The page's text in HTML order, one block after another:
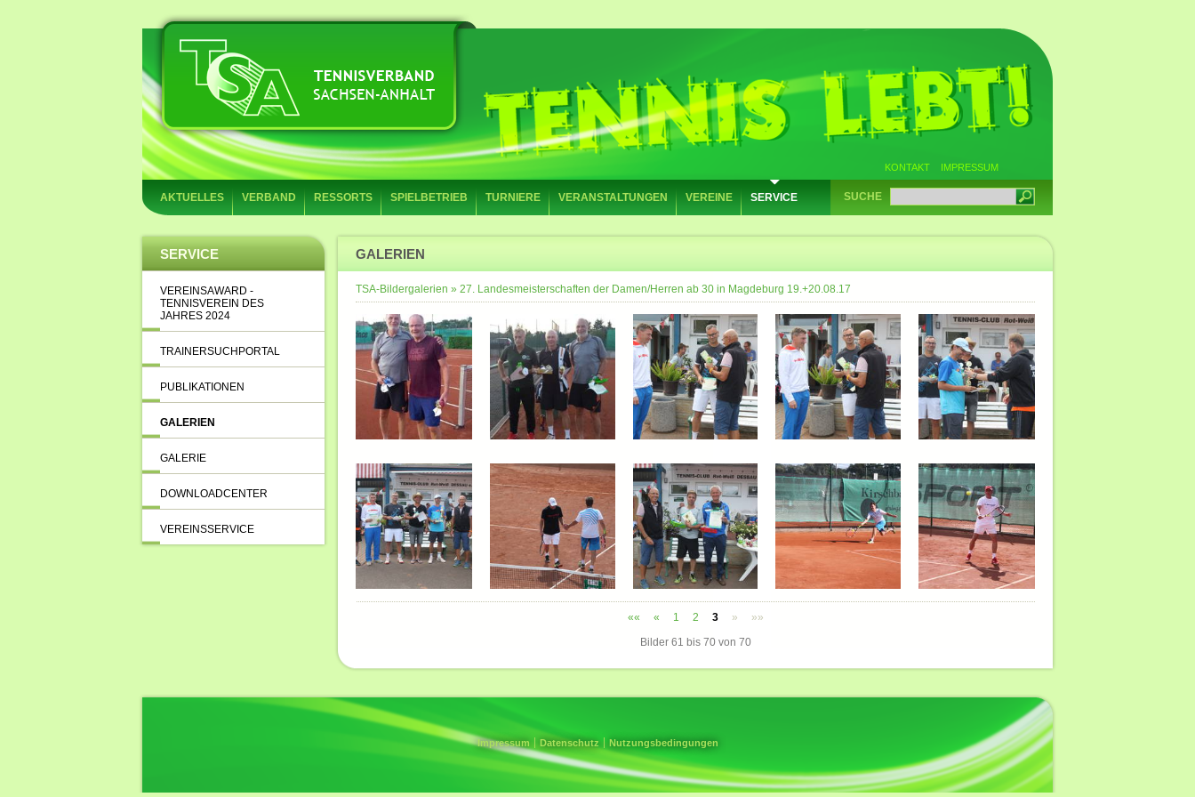
KONTAKT IMPRESSUM
AKTUELLES VERBAND RESSORTS SPIELBETRIEB TURNIERE VERANSTALTUNGEN VEREINE SERVICE SUCHE
SERVICE
VEREINSAWARD -
TENNISVEREIN DES
JAHRES 2024
TRAINERSUCHPORTAL
PUBLIKATIONEN
GALERIEN
GALERIE
DOWNLOADCENTER
VEREINSSERVICE
GALERIEN
TSA-Bildergalerien » 27. Landesmeisterschaften der Damen/Herren ab 30 in Magdeburg 19.+20.08.17
«« « 1 2 3 »
»»
Bilder 61 bis 70von 70
Impressum Datenschutz Nutzungsbedingungen